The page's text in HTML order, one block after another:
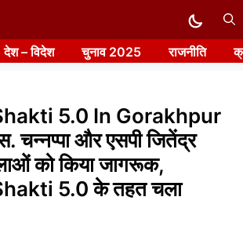
देश – विदेश चुनाव 2025 राजनीति
5.0 In Gorakhpur
चन्नप्पा और एसपी जितेंद्र
को किया जागरूक,
5.0 के तहत चला